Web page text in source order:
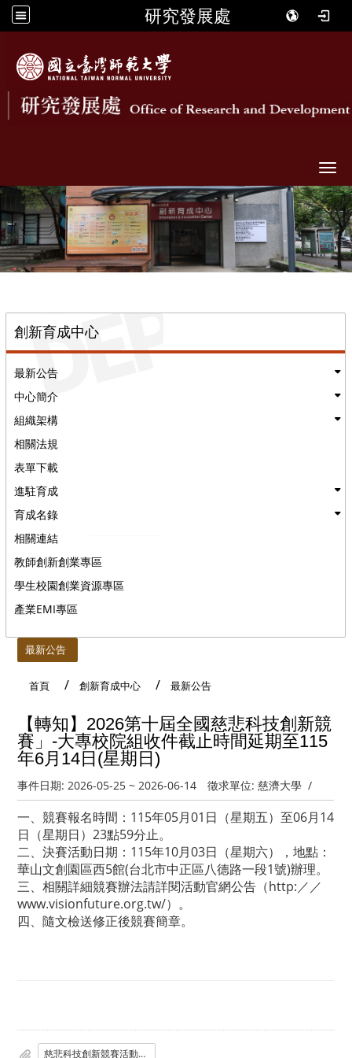
研究發展處
創新育成中心
最新公告
中心簡介
組織架構
相關法規
表單下載
進駐育成
育成名錄
相關連結
教師創新創業專區
學生校園創業資源專區
產業EMI專區
最新公告
首頁 創新育成中心 最新公告
【轉知】2026第十屆全國慈悲科技創新競
賽」-大專校院組收件截止時間延期至115
年6月14日(星期日)
事件日期: 2026-05-25 ~ 2026-06-14 徵求單位: 慈濟大學 /
一、競賽報名時間：115年05月01日（星期五）至06月14
日（星期日）23點59分止。
二、決賽活動日期：115年10月03日（星期六），地點：
華山文創園區西5館(台北市中正區八德路一段1號)辦理。
三、相關詳細競賽辦法請詳閱活動官網公告（http:／／
www.visionfuture.org.tw/）。
四、隨文檢送修正後競賽簡章。
慈悲科技創新競賽活動簡章.pdf